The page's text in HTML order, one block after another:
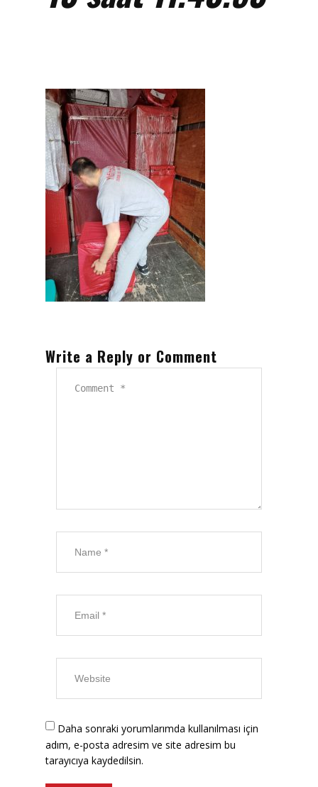
Eşya Depolama
Çalışmalarımızdan Kareler
İletişim
Write a Reply or Comment
Daha sonraki yorumlarımda kullanılması için
adım, e-posta adresim ve site adresim bu
tarayıcıya kaydedilsin.